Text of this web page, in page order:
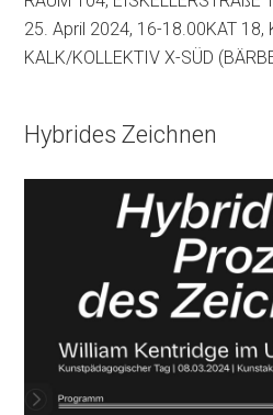
25. April 2024, 16-18.00KAT 18,
KALK/KOLLEKTIV X-SÜD
Hybrides Zeichnen